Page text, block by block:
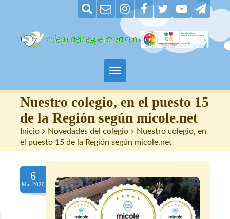
Padres
Alumnos
Maestros
Nuestro centro
Contacto
Nuestro colegio, en el puesto 15
de la Región según micole.net
Inicio > Novedades del colegio > Nuestro colegio, en
el puesto 15 de la Región según micole.net
6
Mar.2026